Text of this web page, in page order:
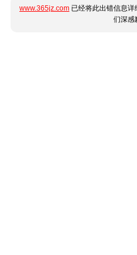
www.365jz.com 已经将此出错信息
们深感